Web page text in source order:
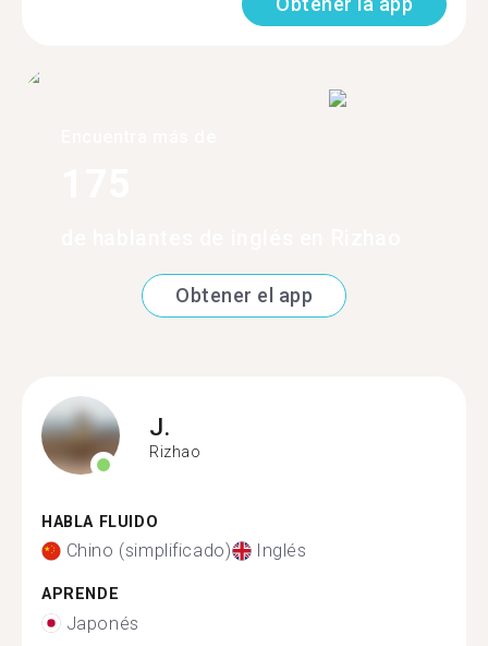
Obtener el app
J.
Rizhao
HABLA FLUIDO
Chino (simplificado) Inglés
APRENDE
Japonés